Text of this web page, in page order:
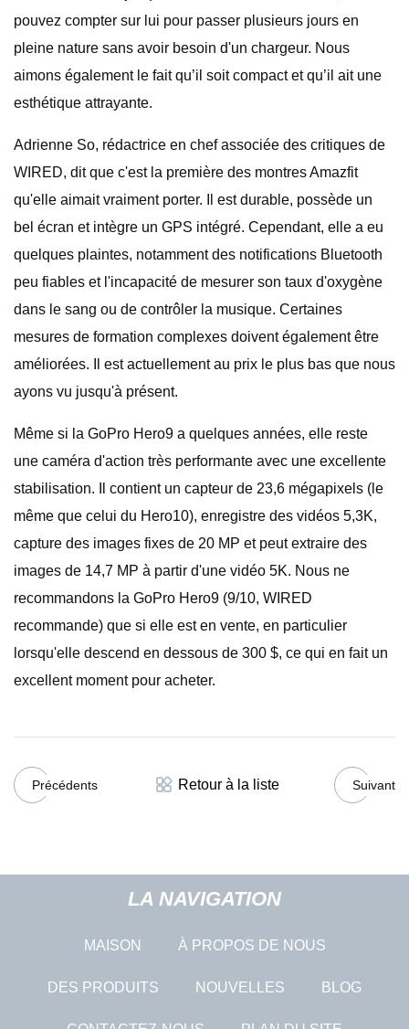
pouvez compter sur lui pour passer plusieurs jours en
pleine nature sans avoir besoin d'un chargeur. Nous
aimons également le fait qu’il soit compact et qu’il ait une
esthétique attrayante.
Adrienne So, rédactrice en chef associée des critiques de
WIRED, dit que c'est la première des montres Amazfit
qu'elle aimait vraiment porter. Il est durable, possède un
bel écran et intègre un GPS intégré. Cependant, elle a eu
quelques plaintes, notamment des notifications Bluetooth
peu fiables et l'incapacité de mesurer son taux d'oxygène
dans le sang ou de contrôler la musique. Certaines
mesures de formation complexes doivent également être
améliorées. Il est actuellement au prix le plus bas que nous
ayons vu jusqu'à présent.
Même si la GoPro Hero9 a quelques années, elle reste
une caméra d'action très performante avec une excellente
stabilisation. Il contient un capteur de 23,6 mégapixels (le
même que celui du Hero10), enregistre des vidéos 5,3K,
capture des images fixes de 20 MP et peut extraire des
images de 14,7 MP à partir d'une vidéo 5K. Nous ne
recommandons la GoPro Hero9 (9/10, WIRED
recommande) que si elle est en vente, en particulier
lorsqu'elle descend en dessous de 300 $, ce qui en fait un
excellent moment pour acheter.
Précédents Retour à la liste Suivant
LA NAVIGATION
MAISON À PROPOS DE NOUS
DES PRODUITS NOUVELLES BLOG